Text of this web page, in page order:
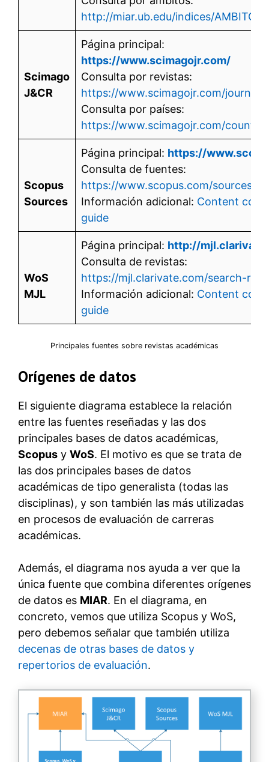
http://miar.ub.edu/indices/AMBITO
Scimago
J&CR
Página principal:
https://www.scimagojr.com/
Consulta por revistas:
https://www.scimagojr.com/
Consulta por países:
https://www.scimagojr.com/
Scopus
Sources
Página principal: https://
Consulta de fuentes:
https://www.scopus.com/sources
Información adicional: Content
guide
WoS
MJL
Página principal: http://
Consulta de revistas:
https://mjl.clarivate.com/search-
Información adicional: Content
guide
Principales fuentes sobre revistas académicas
Orígenes de datos
El siguiente diagrama establece la relación
entre las fuentes reseñadas y las dos
principales bases de datos académicas,
Scopus y WoS. El motivo es que se trata de
las dos principales bases de datos
académicas de tipo generalista (todas las
disciplinas), y son también las más utilizadas
en procesos de evaluación de carreras
académicas.
Además, el diagrama nos ayuda a ver que la
única fuente que combina diferentes orígenes
de datos es MIAR. En el diagrama, en
concreto, vemos que utiliza Scopus y WoS,
pero debemos señalar que también utiliza
decenas de otras bases de datos y
repertorios de evaluación.